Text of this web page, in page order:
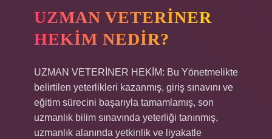
UZMAN VETERINER
HEKIM NEDIR?
UZMAN VETERİNER HEKİM: Bu Yönetmelikte
belirtilen yeterlikleri kazanmış, giriş sınavını ve
eğitim sürecini başarıyla tamamlamış, son
uzmanlık bilim sınavında yeterliği tanınmış,
uzmanlık alanında yetkinlik ve liyakatle